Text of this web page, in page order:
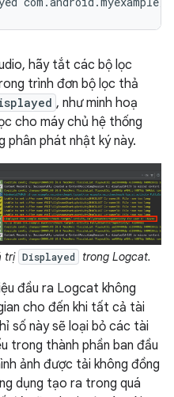
hãy tắt các bộ lọc
trình đơn bộ lọc thả
, như minh hoạ
cho máy chủ hệ thống
phân phát nhật ký này.
trị Displayed trong Logcat.
đầu ra Logcat không
cho đến khi tất cả tài
số này sẽ loại bỏ các tài
trong thành phần ban đầu
ảnh được tải không đồng
dụng tạo ra trong quá